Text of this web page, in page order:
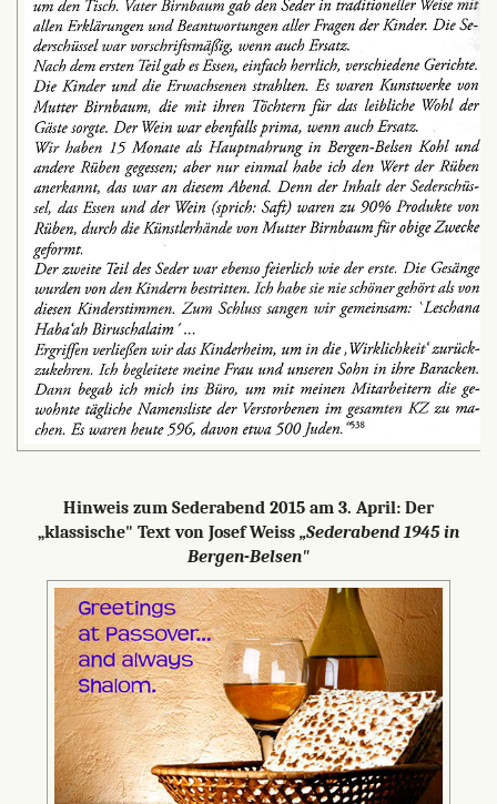
Hinweis zum Sederabend 2015 am 3. April: Der
„klassische" Text von Josef Weiss „Sederabend 1945 in
Bergen-Belsen"